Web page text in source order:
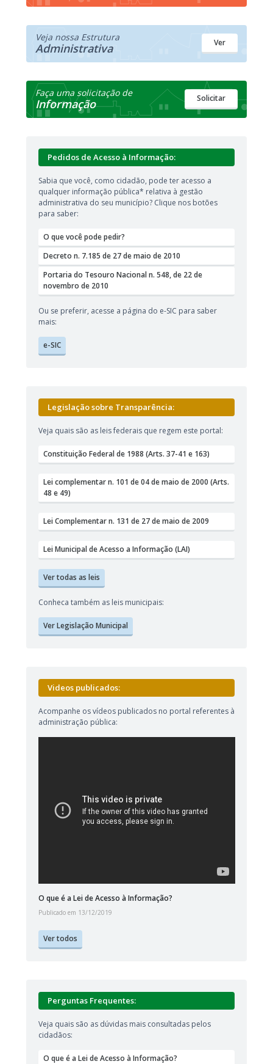
Veja nossa Estrutura
Administrativa Ver
Faça uma solicitação de
Informação Solicitar
Pedidos de Acesso à Informação:
Sabia que você, como cidadão, pode ter acesso a
qualquer informação pública* relativa à gestão
administrativa do seu município? Clique nos botões
para saber:
O que você pode pedir?
Decreto n. 7.185 de 27 de maio de 2010
Portaria do Tesouro Nacional n. 548, de 22 de
novembro de 2010
Ou se preferir, acesse a página do e-SIC para saber
mais:
e-SIC
Legislação sobre Transparência:
Veja quais são as leis federais que regem este portal:
Constituição Federal de 1988 (Arts. 37-41 e 163)
Lei complementar n. 101 de 04 de maio de 2000 (Arts.
48 e 49)
Lei Complementar n. 131 de 27 de maio de 2009
Lei Municipal de Acesso a Informação (LAI)
Ver todas as leis
Conheca também as leis municipais:
Ver Legislação Municipal
Videos publicados:
Acompanhe os vídeos publicados no portal referentes à
administração pública:
O que é a Lei de Acesso à Informação?
Publicado em 13/12/2019
Ver todos
Perguntas Frequentes:
Veja quais são as dúvidas mais consultadas pelos
cidadãos:
O que é a Lei de Acesso à Informação?